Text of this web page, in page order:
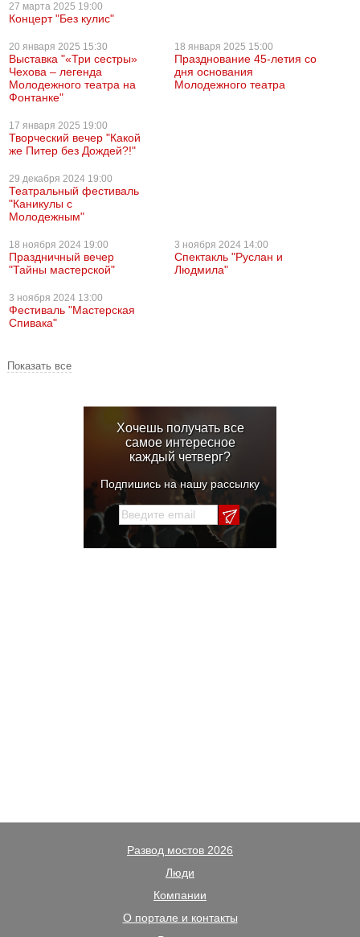
27 марта 2025 19:00
Концерт "Без кулис"
20 января 2025 15:30
Выставка "«Три сестры»
Чехова – легенда
Молодежного театра на
Фонтанке"
18 января 2025 15:00
Празднование 45-летия со
дня основания
Молодежного театра
17 января 2025 19:00
Творческий вечер "Какой
же Питер без Дождей?!"
29 декабря 2024 19:00
Театральный фестиваль
"Каникулы с
Молодежным"
18 ноября 2024 19:00
Праздничный вечер
"Тайны мастерской"
3 ноября 2024 14:00
Спектакль "Руслан и
Людмила"
3 ноября 2024 13:00
Фестиваль "Мастерская
Спивака"
Показать все
Хочешь получать все
самое интересное
каждый четверг?
Подпишись на нашу рассылку
Развод мостов 2026
Люди
Компании
О портале и контакты